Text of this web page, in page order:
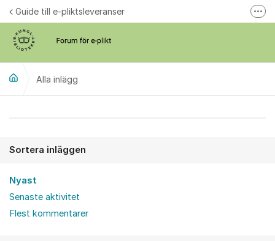
Hoppa till innehåll
Guide till e-pliktsleveranser
Alla inlägg
Sortera inläggen
Nyast
Senaste aktivitet
Flest kommentarer